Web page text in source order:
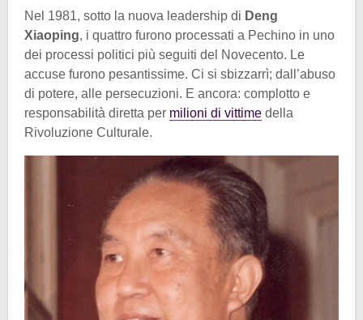
Nel 1981, sotto la nuova leadership di Deng
Xiaoping, i quattro furono processati a Pechino in uno
dei processi politici più seguiti del Novecento. Le
accuse furono pesantissime. Ci si sbizzarrì; dall’abuso
di potere, alle persecuzioni. E ancora: complotto e
responsabilità diretta per milioni di vittime della
Rivoluzione Culturale.